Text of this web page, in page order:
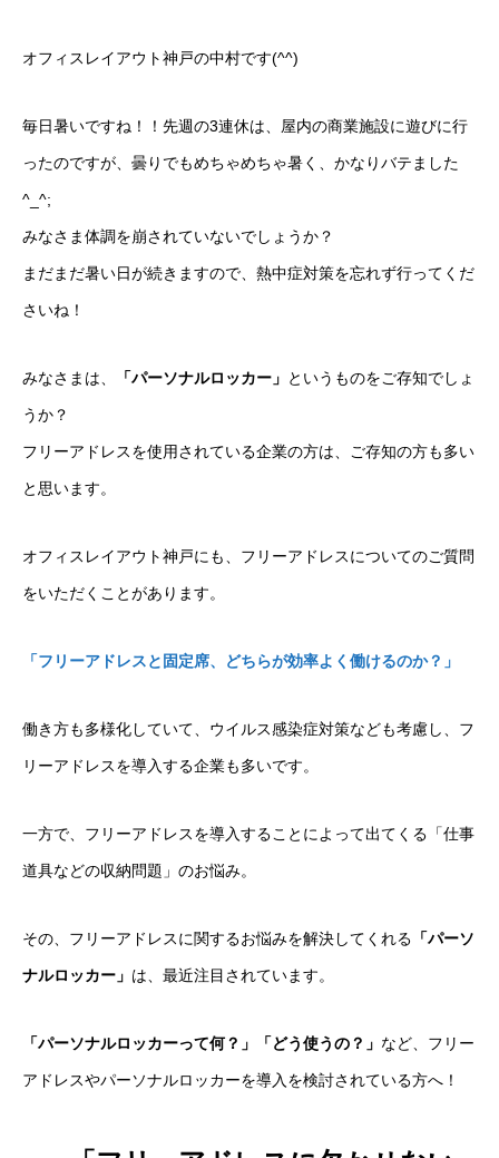
オフィスレイアウト神戸の中村です(^^)
毎日暑いですね！！先週の3連休は、屋内の商業施設に遊びに行
ったのですが、曇りでもめちゃめちゃ暑く、かなりバテました
^_^;
みなさま体調を崩されていないでしょうか？
まだまだ暑い日が続きますので、熱中症対策を忘れず行ってくだ
さいね！
みなさまは、 「パーソナルロッカー」 というものをご存知でしょ
うか？
フリーアドレスを使用されている企業の方は、ご存知の方も多い
と思います。
オフィスレイアウト神戸にも、フリーアドレスについてのご質問
をいただくことがあります。
「フリーアドレスと固定席、どちらが効率よく働けるのか？」
働き方も多様化していて、ウイルス感染症対策なども考慮し、フ
リーアドレスを導入する企業も多いです。
一方で、フリーアドレスを導入することによって出てくる「仕事
道具などの収納問題」のお悩み。
その、フリーアドレスに関するお悩みを解決してくれる 「パーソ
ナルロッカー」 は、最近注目されています。
「パーソナルロッカーって何？」「どう使うの？」 など、フリー
アドレスやパーソナルロッカーを導入を検討されている方へ！